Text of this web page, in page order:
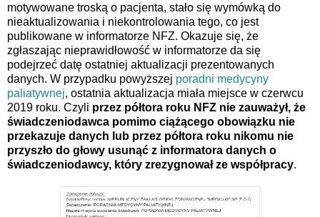
motywowane troską o pacjenta, stało się wymówką do
nieaktualizowania i niekontrolowania tego, co jest
publikowane w informatorze NFZ. Okazuje się, że
zgłaszając nieprawidłowość w informatorze da się
podejrzeć datę ostatniej aktualizacji prezentowanych
danych. W przypadku powyższej poradni medycyny
paliatywnej, ostatnia aktualizacja miała miejsce w czerwcu
2019 roku. Czyli przez półtora roku NFZ nie zauważył, że
świadczeniodawca pomimo ciążącego obowiązku nie
przekazuje danych lub przez półtora roku nikomu nie
przyszło do głowy usunąć z informatora danych o
świadczeniodawcy, który zrezygnował ze współpracy.